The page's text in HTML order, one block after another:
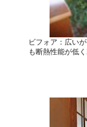
ビフォア：広い
も断熱性能が低く